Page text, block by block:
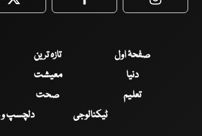
Twitter Facebook
صفحۂ اول تازہ ترین
دنیا
معیشت
تعلیم
صحت
ٹیکنالوجی
دلچسپ